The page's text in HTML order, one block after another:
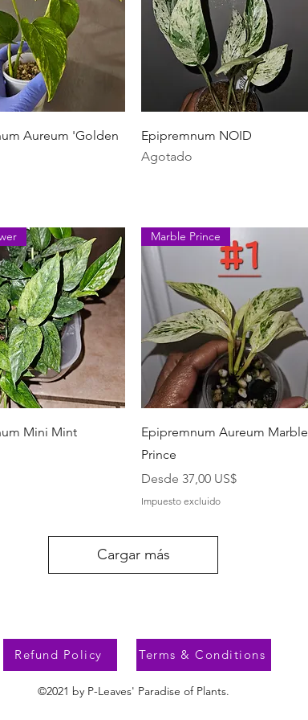
Vista rápida
Aureum 'Golden
Vista rápida
Epipremnum NOID
Agotado
Vista rápida
Mini Mint
Vista rápida
Marble Prince
Epipremnum Aureum Marble
Prince
Desde 37,00 US$
Precio de oferta
Impuesto excluido
Cargar más
Refund Policy Terms & Conditions
©2021 by P-Leaves' Paradise of Plants.